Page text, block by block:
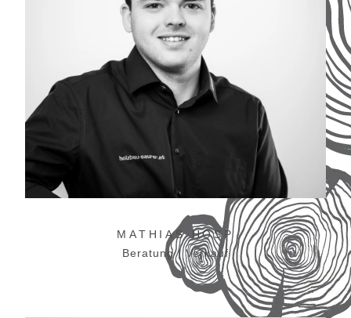
MATHIAS HOSP
Beratung | Verkauf